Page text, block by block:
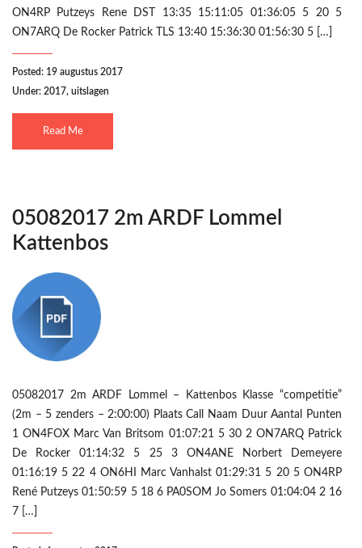
ON4RP Putzeys Rene DST 13:35 15:11:05 01:36:05 5 20 5
ON7ARQ De Rocker Patrick TLS 13:40 15:36:30 01:56:30 5 […]
Posted: 19 augustus 2017
Under: 2017, uitslagen
Read Me
05082017 2m ARDF Lommel
Kattenbos
05082017 2m ARDF Lommel – Kattenbos Klasse “competitie”
(2m – 5 zenders – 2:00:00) Plaats Call Naam Duur Aantal Punten
1 ON4FOX Marc Van Britsom 01:07:21 5 30 2 ON7ARQ Patrick
De Rocker 01:14:32 5 25 3 ON4ANE Norbert Demeyere
01:16:19 5 22 4 ON6HI Marc Vanhalst 01:29:31 5 20 5 ON4RP
René Putzeys 01:50:59 5 18 6 PA0SOM Jo Somers 01:04:04 2 16
7 […]